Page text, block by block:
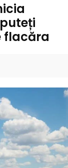
flacăra